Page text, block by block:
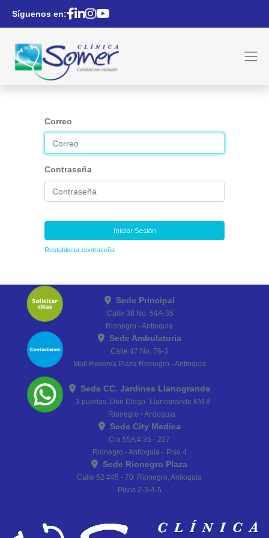
Síguenos en:
Correo
Contraseña
Iniciar Sesión
Restablecer contraseña
Sede Principal
Calle 38 No. 54A-35
Rionegro - Antioquia
Sede Ambulatoria
Calle 47 No. 76-3
Mall Reserva Plaza Rionegro - Antioquia
Sede CC. Jardines Llanogrande
3 puertas, Don Diego- Llanogrande KM 8
Rionegro - Antioquia
Sede City Medica
Cra 55A # 35 - 227
Rionegro - Antioquia - Piso 4
Sede Rionegro Plaza
Calle 52 #45 - 70 Rionegro, Antioquia
Pisos 2-3-4-5